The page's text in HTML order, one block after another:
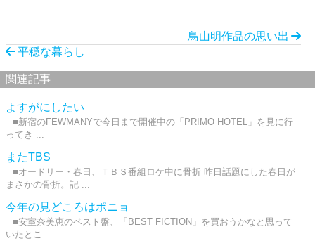
鳥山明作品の思い出
平穏な暮らし
関連記事
よすがにしたい
■新宿のFEWMANYで今日まで開催中の「PRIMO HOTEL」を見に行
ってき ...
またTBS
■オードリー・春日、ＴＢＳ番組ロケ中に骨折 昨日話題にした春日が
まさかの骨折。記 ...
今年の見どころはポニョ
■安室奈美恵のベスト盤、「BEST FICTION」を買おうかなと思って
いたとこ ...